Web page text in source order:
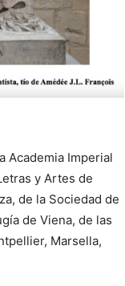
Academia Imperial
y Artes de
de la Sociedad de
de Viena, de las
Marsella,